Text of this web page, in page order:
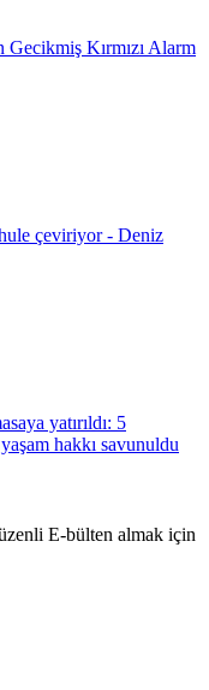
Kırmızı Alarm
çeviriyor - Deniz
yatırıldı: 5
hakkı savunuldu
E-bülten almak için